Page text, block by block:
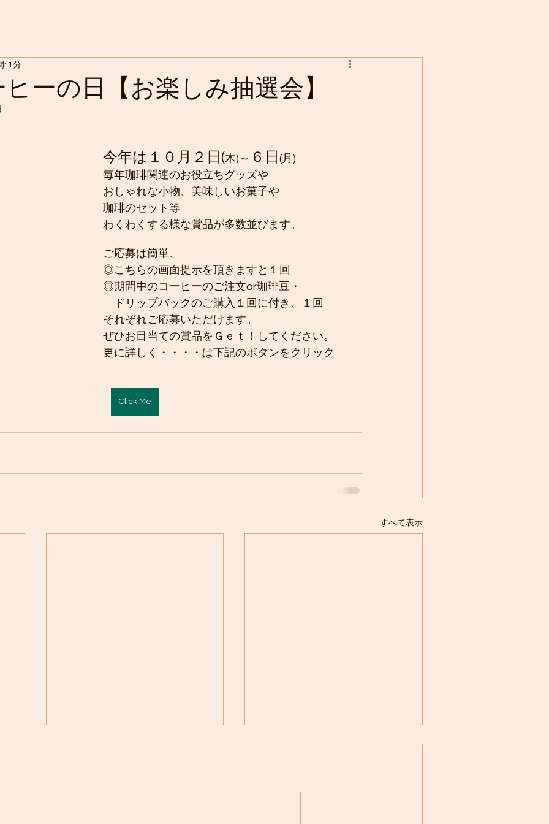
ーの日【お楽しみ抽選会】
: 1分
今年は１０月２日(木)～ ６日 (月)
毎年珈琲関連のお役立ちグッズや
おしゃれな小物、美味しいお菓子や
珈琲のセット等
わくわくする様な賞品が多数並びます。
ご応募は簡単、
◎こちらの画面提示を頂きますと１回
◎期間中のコーヒーのご注文or珈琲豆・
ドリップバックのご購入１回に付き、１回
それぞれご応募いただけます。
ぜひお目当ての賞品をＧｅｔ！してください。
更に詳しく・・・・は下記のボタンをクリック
Click Me
すべて表示